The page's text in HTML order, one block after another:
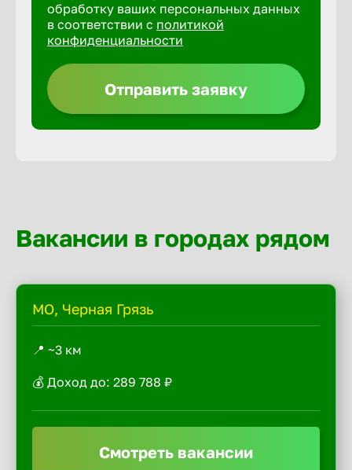
обработку ваших персональных данных
в соответствии с политикой
конфиденциальности
Отправить заявку
Вакансии в городах рядом
МО, Черная Грязь
📍 ~3 км
💰 Доход до: 289 788 ₽
Смотреть вакансии